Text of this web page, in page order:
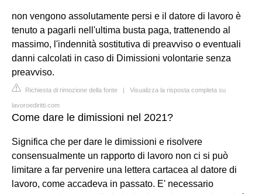
non vengono assolutamente persi e il datore di lavoro è
tenuto a pagarli nell'ultima busta paga, trattenendo al
massimo, l'indennità sostitutiva di preavviso o eventuali
danni calcolati in caso di Dimissioni volontarie senza
preavviso.
Richiesta di rimozione della fonte | Visualizza la risposta completa su
lavoroediritti.com
Come dare le dimissioni nel 2021?
Significa che per dare le dimissioni e risolvere
consensualmente un rapporto di lavoro non ci si può
limitare a far pervenire una lettera cartacea al datore di
lavoro, come accadeva in passato. E' necessario